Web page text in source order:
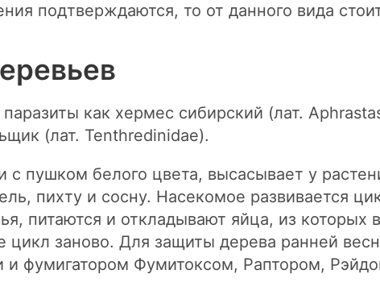
подтверждаются, то от данного вида
как хермес сибирский (лат.
(лат. Tenthredinidae).
пушком белого цвета, высасывает у
пихту и сосну. Насекомое развивается
питаются и откладывают яйца, из которых
заново. Для защиты дерева ранней
и фумигатором Фумитоксом, Раптором,